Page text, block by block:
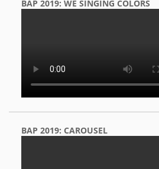
BAP 2019: WE SINGING COLORS
BAP 2019: CAROUSEL